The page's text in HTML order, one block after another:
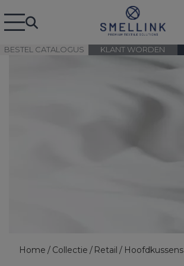
BESTEL CATALOGUS KLANT WORDEN
Home Collectie Retail Hoofdkussens